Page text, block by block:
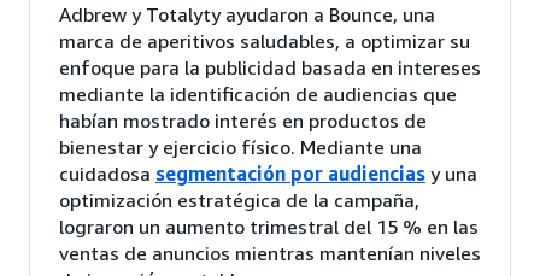
Adbrew y Totalyty ayudaron a Bounce, una
marca de aperitivos saludables, a optimizar su
enfoque para la publicidad basada en intereses
mediante la identificación de audiencias que
habían mostrado interés en productos de
bienestar y ejercicio físico. Mediante una
cuidadosa segmentación por audiencias y una
optimización estratégica de la campaña,
lograron un aumento trimestral del 15 % en las
ventas de anuncios mientras mantenían niveles